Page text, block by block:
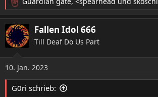
R
e
a
k
t
n
e
n
Fallen Idol 666
Till Deaf Do Us Part
10. Jan. 2023
G0ri schrieb: